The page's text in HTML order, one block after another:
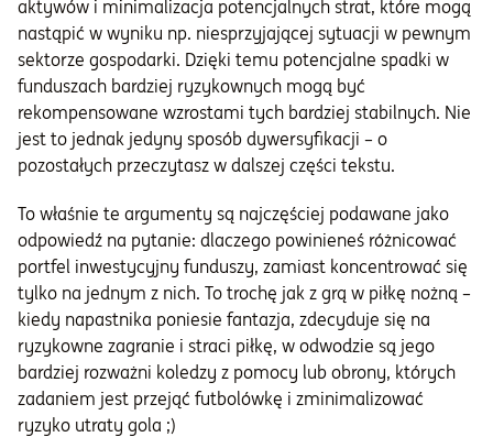
aktywów i minimalizacja potencjalnych strat, które mogą
nastąpić w wyniku np. niesprzyjającej sytuacji w pewnym
sektorze gospodarki. Dzięki temu potencjalne spadki w
funduszach bardziej ryzykownych mogą być
rekompensowane wzrostami tych bardziej stabilnych. Nie
jest to jednak jedyny sposób dywersyfikacji – o
pozostałych przeczytasz w dalszej części tekstu.
To właśnie te argumenty są najczęściej podawane jako
odpowiedź na pytanie: dlaczego powinieneś różnicować
portfel inwestycyjny funduszy, zamiast koncentrować się
tylko na jednym z nich. To trochę jak z grą w piłkę nożną –
kiedy napastnika poniesie fantazja, zdecyduje się na
ryzykowne zagranie i straci piłkę, w odwodzie są jego
bardziej rozważni koledzy z pomocy lub obrony, których
zadaniem jest przejąć futbolówkę i zminimalizować
ryzyko utraty gola ;)